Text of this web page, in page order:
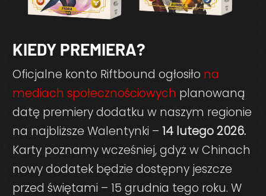
KIEDY PREMIERA?
Oficjalne konto Riftbound ogłosiło na
mediach społecznościowych planowaną
datę premiery dodatku w naszym regionie
na najbliższe Walentynki – 14 lutego 2026.
Karty poznamy wcześniej, gdyż w Chinach
nowy dodatek będzie dostępny jeszcze
przed świętami – 15 grudnia tego roku. W